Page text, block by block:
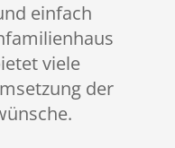
einfach
viele
der